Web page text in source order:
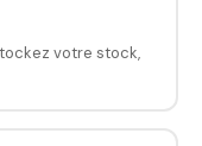
votre stock,